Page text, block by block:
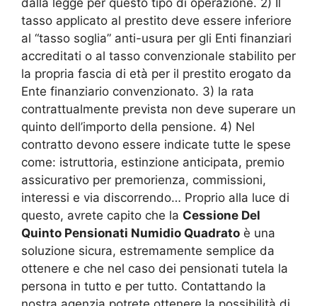
tasso applicato al prestito deve essere inferiore
al “tasso soglia” anti-usura per gli Enti finanziari
accreditati o al tasso convenzionale stabilito per
la propria fascia di età per il prestito erogato da
Ente finanziario convenzionato. 3) la rata
contrattualmente prevista non deve superare un
quinto dell’importo della pensione. 4) Nel
contratto devono essere indicate tutte le spese
come: istruttoria, estinzione anticipata, premio
assicurativo per premorienza, commissioni,
interessi e via discorrendo… Proprio alla luce di
questo, avrete capito che la Cessione Del
Quinto Pensionati Numidio Quadrato è una
soluzione sicura, estremamente semplice da
ottenere e che nel caso dei pensionati tutela la
persona in tutto e per tutto. Contattando la